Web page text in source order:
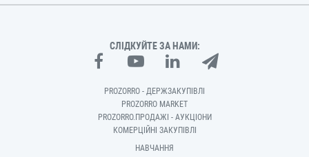
СЛІДКУЙТЕ ЗА НАМИ:
PROZORRO - ДЕРЖЗАКУПІВЛІ
PROZORRO MARKET
PROZORRO.ПРОДАЖІ - АУКЦІОНИ
КОМЕРЦІЙНІ ЗАКУПІВЛІ
НАВЧАННЯ